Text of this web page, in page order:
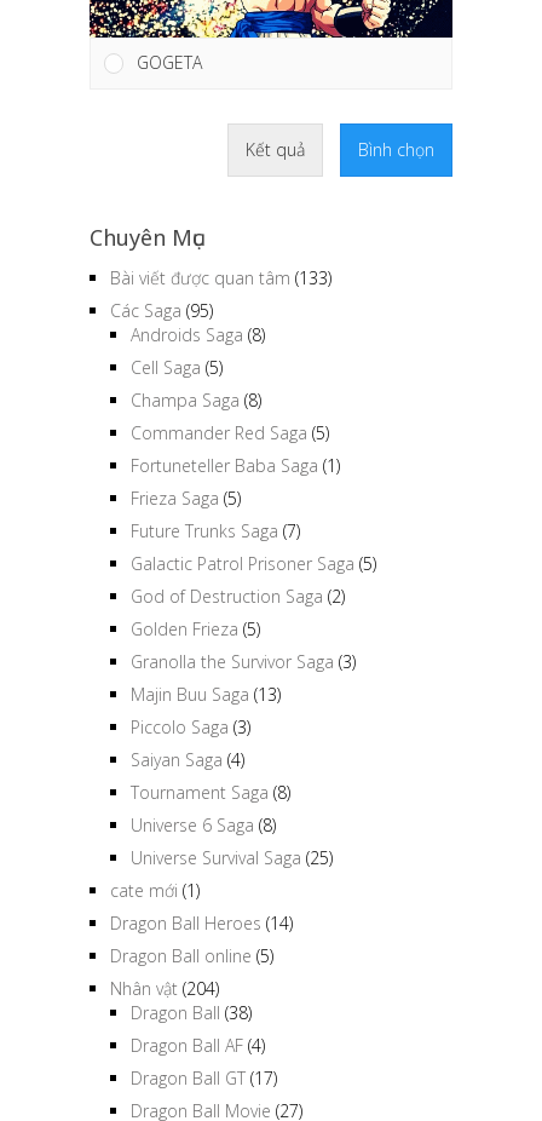
GOGETA
Kết quả Bình chọn
Chuyên Mục
Bài viết được quan tâm (133)
Các Saga (95)
Androids Saga (8)
Cell Saga (5)
Champa Saga (8)
Commander Red Saga (5)
Fortuneteller Baba Saga (1)
Frieza Saga (5)
Future Trunks Saga (7)
Galactic Patrol Prisoner Saga (5)
God of Destruction Saga (2)
Golden Frieza (5)
Granolla the Survivor Saga (3)
Majin Buu Saga (13)
Piccolo Saga (3)
Saiyan Saga (4)
Tournament Saga (8)
Universe 6 Saga (8)
Universe Survival Saga (25)
cate mới (1)
Dragon Ball Heroes (14)
Dragon Ball online (5)
Nhân vật (204)
Dragon Ball (38)
Dragon Ball AF (4)
Dragon Ball GT (17)
Dragon Ball Movie (27)